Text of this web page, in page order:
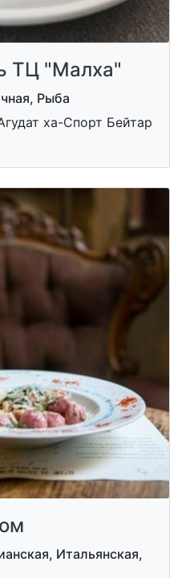
ТЦ "Малха"
Рыба
ха-Спорт Бейтар
Итальянская,